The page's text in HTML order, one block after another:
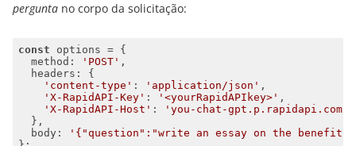
pergunta no corpo da solicitação:
const
method : 'POST'
headers
'content-type' : 'application/json'
'X-RapidAPI-Key' : '<yourRapidAPIkey>'
'X-RapidAPI-Host' :
'you-chat-gpt.p.rapidapi.com'
body :
'{"question":"write an essay on the benefits of